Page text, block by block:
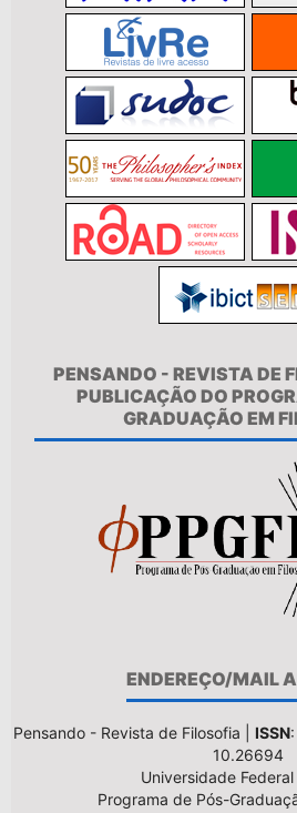
PENSANDO - REVISTA DE
PUBLICAÇÃO DO
GRADUAÇÃO EM
ENDEREÇO/MAIL
Pensando - Revista de Filosofia | ISSN:
10.26694
Universidade
Programa de Pós-